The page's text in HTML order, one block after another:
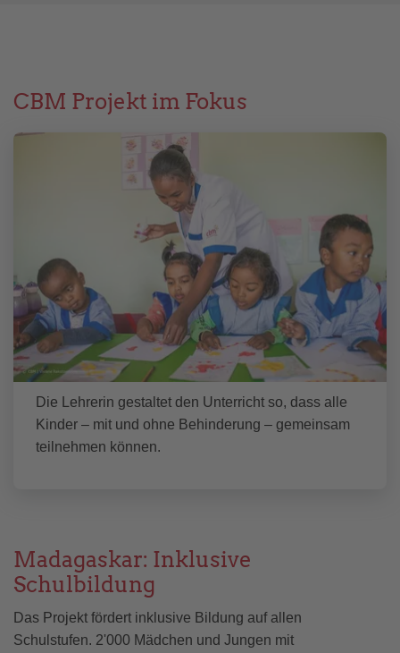
CBM Projekt im Fokus
Die Lehrerin gestaltet den Unterricht so, dass alle
Kinder – mit und ohne Behinderung – gemeinsam
teilnehmen können.
Madagaskar: Inklusive
Schulbildung
Das Projekt fördert inklusive Bildung auf allen
Schulstufen. 2'000 Mädchen und Jungen mit